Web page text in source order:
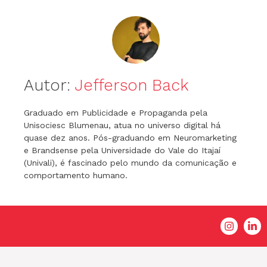
Autor: Jefferson Back
Graduado em Publicidade e Propaganda pela
Unisociesc Blumenau, atua no universo digital há
quase dez anos. Pós-graduando em Neuromarketing
e Brandsense pela Universidade do Vale do Itajaí
(Univali), é fascinado pelo mundo da comunicação e
comportamento humano.